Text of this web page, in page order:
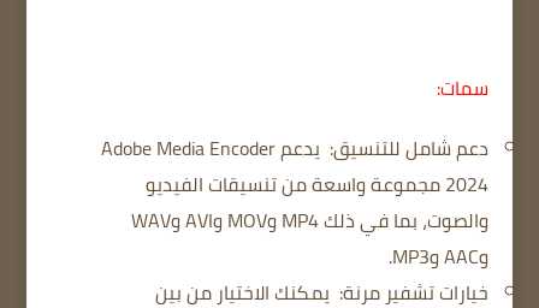
سمات:
دعم شامل للتنسيق:
يدعم Adobe Media Encoder
2024 مجموعة واسعة من تنسيقات الفيديو
والصوت، بما في ذلك MP4 وMOV وAVI وWAV
وAAC وMP3.
خيارات تشفير مرنة: يمكنك الاختيار من بين